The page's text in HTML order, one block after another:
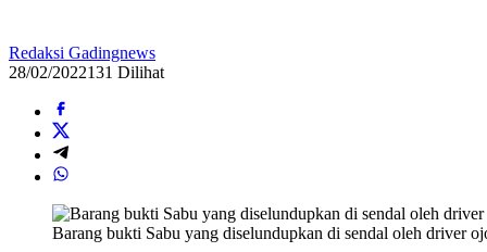
Redaksi Gadingnews
28/02/2022131 Dilihat
Barang bukti Sabu yang diselundupkan di sendal oleh driver